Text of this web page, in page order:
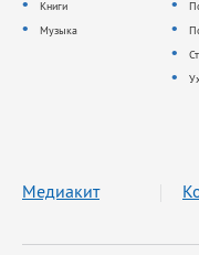
Книги
Музыка
Медиакит